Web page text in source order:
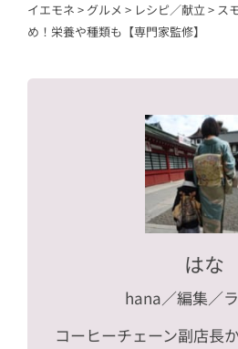
イエモネ > グルメ > レシピ／献立> ス
め！栄養や種類も【専門家監修】
はな
hana／編集／
コーヒーチェーン副店長